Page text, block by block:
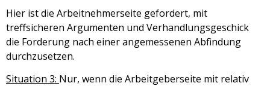
Hier ist die Arbeitnehmerseite gefordert, mit
treffsicheren Argumenten und Verhandlungsgeschick
die Forderung nach einer angemessenen Abfindung
durchzusetzen.
Situation 3: Nur, wenn die Arbeitgeberseite mit relativ